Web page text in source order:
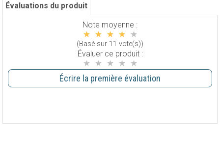
Évaluations du produit
Note moyenne :
(Basé sur 11 vote(s))
Évaluer ce produit :
Écrire la première évaluation